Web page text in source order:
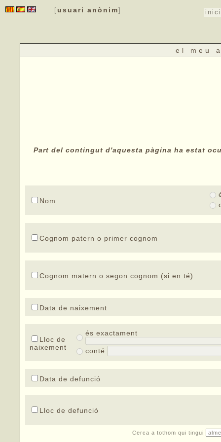
[ usuari anònim] inici
el meu
Part del contingut d'aquesta pàgina ha estat
Nom
Cognom patern o primer cognom
Cognom matern o segon cognom (si en té)
Data de naixement
Lloc de
naixement
és exactament
conté
Data de defunció
Lloc de defunció
Cerca a tothom qui tingui